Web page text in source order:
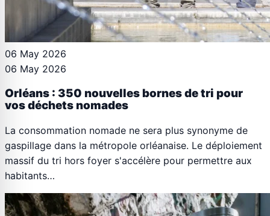
06 May 2026
06 May 2026
Orléans : 350 nouvelles bornes de tri pour
vos déchets nomades
La consommation nomade ne sera plus synonyme de
gaspillage dans la métropole orléanaise. Le déploiement
massif du tri hors foyer s'accélère pour permettre aux
habitants…